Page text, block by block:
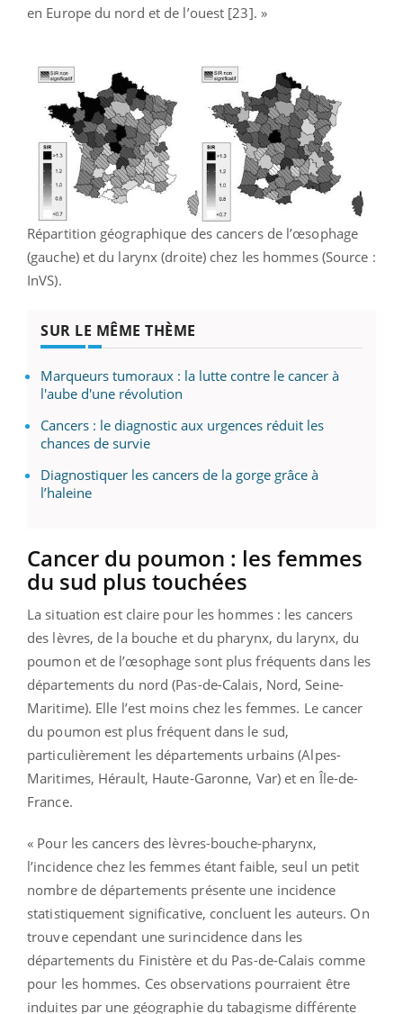
en Europe du nord et de l’ouest [23]. »
Répartition géographique des cancers de l’œsophage
(gauche) et du larynx (droite) chez les hommes (Source :
InVS).
SUR LE MÊME THÈME
Marqueurs tumoraux : la lutte contre le cancer à
l'aube d'une révolution
Cancers : le diagnostic aux urgences réduit les
chances de survie
Diagnostiquer les cancers de la gorge grâce à
l’haleine
Cancer du poumon : les femmes
du sud plus touchées
La situation est claire pour les hommes : les cancers
des lèvres, de la bouche et du pharynx, du larynx, du
poumon et de l’œsophage sont plus fréquents dans les
départements du nord (Pas-de-Calais, Nord, Seine-
Maritime). Elle l’est moins chez les femmes. Le cancer
du poumon est plus fréquent dans le sud,
particulièrement les départements urbains (Alpes-
Maritimes, Hérault, Haute-Garonne, Var) et en Île-de-
France.
« Pour les cancers des lèvres-bouche-pharynx,
l’incidence chez les femmes étant faible, seul un petit
nombre de départements présente une incidence
statistiquement significative, concluent les auteurs. On
trouve cependant une surincidence dans les
départements du Finistère et du Pas-de-Calais comme
pour les hommes. Ces observations pourraient être
induites par une géographie du tabagisme différente